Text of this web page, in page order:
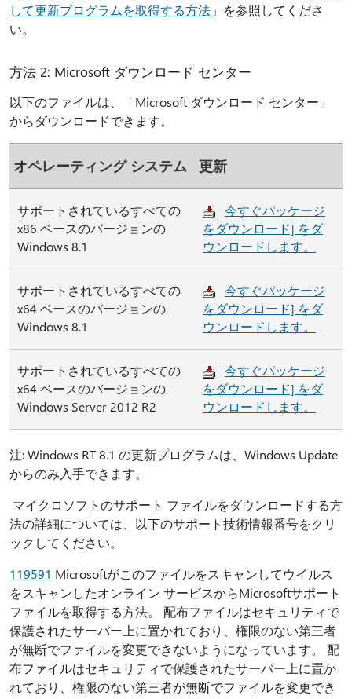
して更新プログラムを取得する方法 」を参照してくださ
い。
方法 2: Microsoft ダウンロード センター
以下のファイルは、「Microsoft ダウンロード センター」
からダウンロードできます。
オペレーティング システム 更新
サポートされているすべての
x86 ベースのバージョンの
Windows 8.1
今すぐパッケージ
をダウンロード] をダ
ウンロードします。
サポートされているすべての
x64 ベースのバージョンの
Windows 8.1
今すぐパッケージ
をダウンロード] をダ
ウンロードします。
サポートされているすべての
x64 ベースのバージョンの
Windows Server 2012 R2
今すぐパッケージ
をダウンロード] をダ
ウンロードします。
注: Windows RT 8.1 の更新プログラムは、Windows Update
からのみ入手できます。
マイクロソフトのサポート ファイルをダウンロードする方
法の詳細については、以下のサポート技術情報番号をクリ
ックしてください。
119591 Microsoftがこのファイルをスキャンしてウイルス
をスキャンしたオンライン サービスからMicrosoftサポート
ファイルを取得する方法。 配布ファイルはセキュリティで
保護されたサーバー上に置かれており、権限のない第三者
が無断でファイルを変更できないようになっています。 配
布ファイルはセキュリティで保護されたサーバー上に置か
れており、権限のない第三者が無断でファイルを変更でき